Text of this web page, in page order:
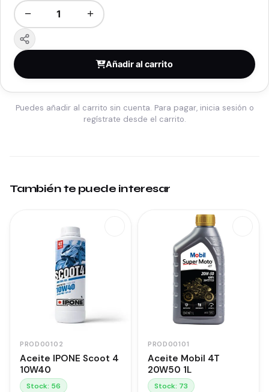
− +
Añadir al carrito
Puedes añadir al carrito sin cuenta. Para pagar, inicia sesión o
regístrate desde el carrito.
También te puede interesar
PROD00102
Aceite IPONE Scoot 4
10W40
Stock: 56
PROD00101
Aceite Mobil 4T
20W50 1L
Stock: 73